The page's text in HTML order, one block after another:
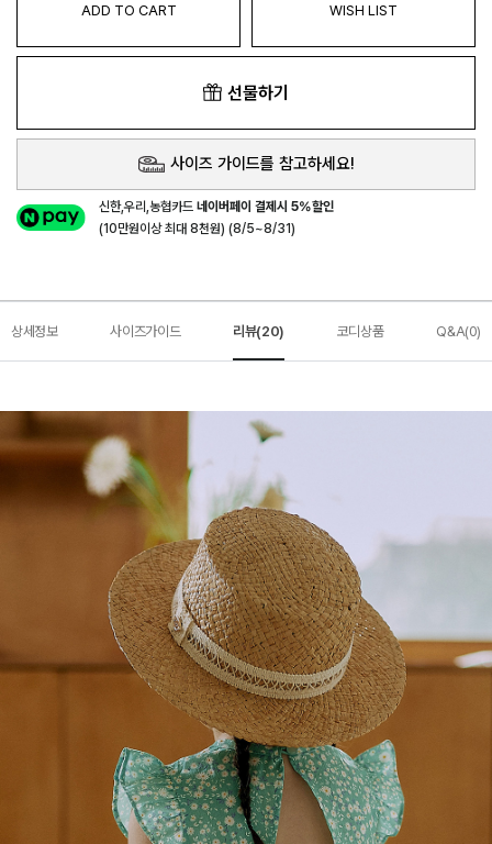
ADD TO CART WISH LIST
선물하기
사이즈 가이드를 참고하세요!
신한,우리,농협카드네이버페이 결제시 5%할인
(10만원이상 최대 8천원) (8/5~8/31)
상세정보 사이즈가이드 리뷰(20) 코디상품 Q&A(0)